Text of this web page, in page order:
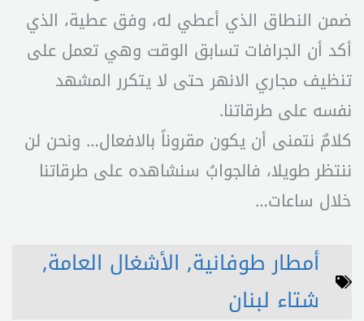
ضمن النطاق الذي أعطي له، وفق عطية، الذي
أكد أن الجرافات تسابق الوقت وهي تعمل على
تنظيف مجاري الانهر حتى لا يتكرر المشهد
نفسه على طرقاتنا.
كلامٌ نتمنى أن يكون مقروناً بالافعال… ونحن لن
ننتظر طويلا، فالجوابُ سنشاهده على طرقاتنا
خلال ساعات…
أمطار طوفانية, الأشغال العامة,
شتاء لبنان